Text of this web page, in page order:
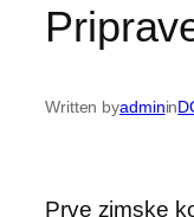
Written byadminin
Prve zimske